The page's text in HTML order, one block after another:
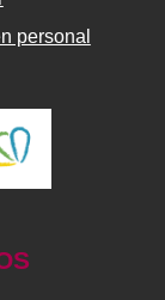
personal